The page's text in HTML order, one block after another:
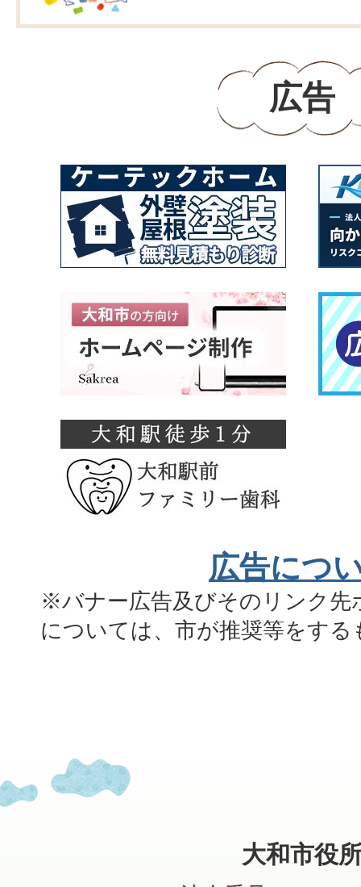
広告
広告につ
※バナー広告及びそのリンク先
については、市が推奨等をす
大和市役